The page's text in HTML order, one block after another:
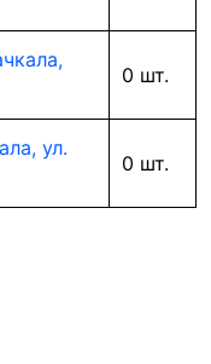
0 шт.
ул.
0 шт.